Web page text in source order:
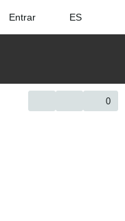
Entrar ES
0